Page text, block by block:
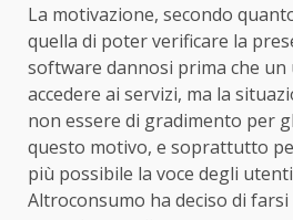
La motivazione, secondo
quella di poter verificare la
software dannosi prima che un
accedere ai servizi, ma la
non essere di gradimento per
questo motivo, e soprattutto
più possibile la voce degli
Altroconsumo ha deciso di